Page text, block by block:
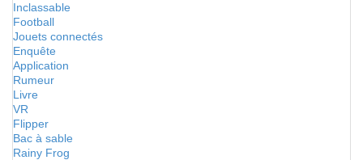
Inclassable
Football
Jouets connectés
Enquête
Application
Rumeur
Livre
VR
Flipper
Bac à sable
Rainy Frog